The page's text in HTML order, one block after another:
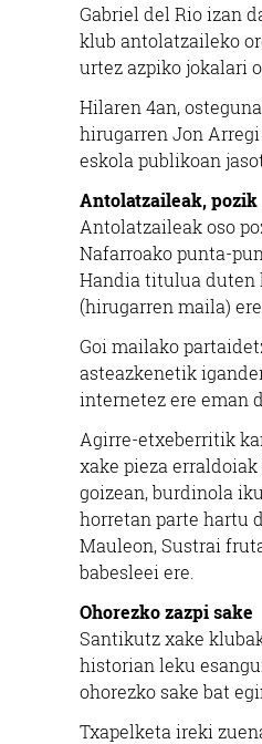
Gabriel del Rio izan
klub antolatzaileko
urtez azpiko jokalari
Hilaren 4an,
hirugarren Jon
eskola publikoan
Antolatzaileak, pozik
Antolatzaileak oso
Nafarroako punta-
Handia titulua duten
(hirugarren maila)
Goi mailako
asteazkenetik
internetez ere eman
Agirre-etxeberritik
xake pieza
goizean, burdinola
horretan parte hartu
Mauleon, Sustrai
babesleei ere.
Ohorezko zazpi sake
Santikutz xake
historian leku
ohorezko sake bat
Txapelketa ireki